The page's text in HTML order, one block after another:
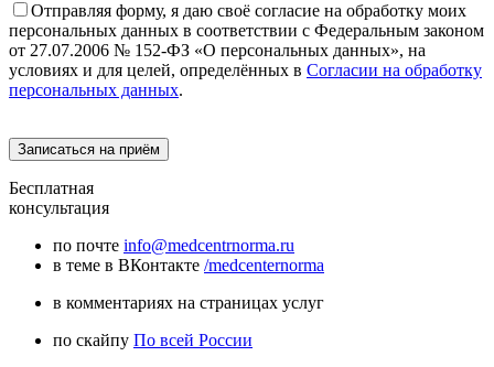
Отправляя форму, я даю своё согласие на обработку моих
персональных данных в соответствии с Федеральным законом
от 27.07.2006 № 152-ФЗ «О персональных данных», на
условиях и для целей, определённых в Согласии на обработку
персональных данных.
Бесплатная
консультация
по почте info@medcentrnorma.ru
в теме в ВКонтакте /medcenternorma
в комментариях на страницах услуг
по скайпу По всей России